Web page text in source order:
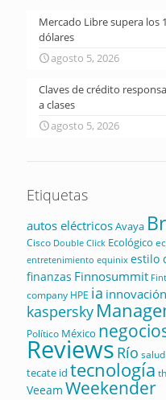
Mercado Libre supera los
dólares
agosto 5, 2026
Claves de crédito
a clases
agosto 5, 2026
Etiquetas
autos eléctricosAvaya
Cisco Double Click Ecológico
entretenimiento equinix estilo
finanzas Finnosummit
company HPE ia innovación
kaspersky
Político México
Reviews Río salud
tecate id tecnología
Veeam Weekender